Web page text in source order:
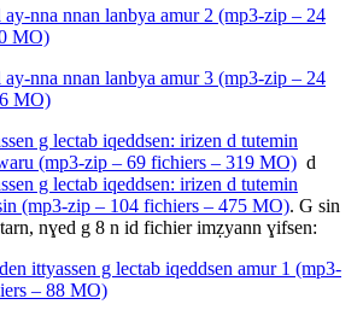
nna nnan lanbya amur 2 (mp3-zip – 24
MO)
nna nnan lanbya amur 3 (mp3-zip – 24
MO)
g lectab iqeddsen: irizen d tutemin
(mp3-zip – 69 fichiers – 319 MO) d
g lectab iqeddsen: irizen d tutemin
(mp3-zip – 104 fichiers – 475 MO). G sin
nɣed g 8 n id fichier imẓyann ɣifsen:
ittyassen g lectab iqeddsen amur 1 (mp3-
– 88 MO)